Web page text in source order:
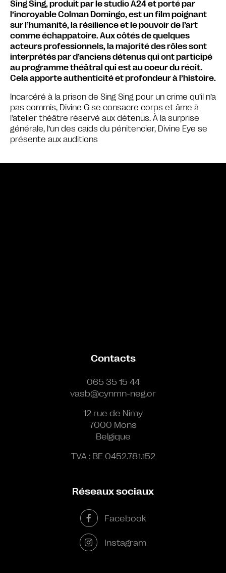
Sing Sing, produit par le studio A24 et porté par
l’incroyable Colman Domingo, est un film poignant
sur l’humanité, la résilience et le pouvoir de l’art
comme échappatoire. Aux côtés de quelques
acteurs professionnels, la majorité des rôles sont
interprétés par d’anciens détenus qui ont participé
au programme théâtral qui est au coeur du récit.
Cela apporte authenticité et profondeur à l’histoire.
Incarcéré à la prison de Sing Sing pour un crime qu’il n’a
pas commis, Divine G se consacre corps et âme à
l’atelier théâtre réservé aux détenus. À la surprise
générale, l’un des caïds du pénitencier, Divine Eye se
présente aux auditions
Contacts
065 35 15 44
vasb@cynmn-neg.or
12 rue de Nimy
7000 Mons
Belgique
TVA : BE 0452.781.152
Réseaux sociaux
Facebook
Instagram